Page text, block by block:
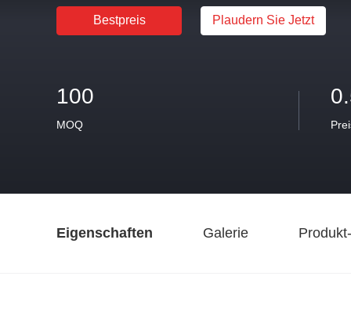
Bestpreis Plaudern Sie Jetzt
100
MOQ
Eigenschaften Galerie